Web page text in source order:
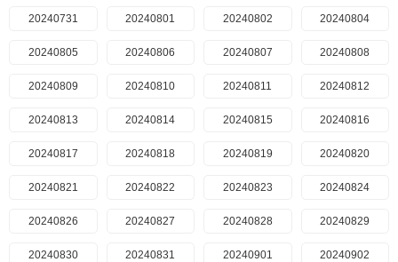
20240731 20240801 20240802 20240804
20240805 20240806 20240807 20240808
20240809 20240810 20240811 20240812
20240813 20240814 20240815 20240816
20240817 20240818 20240819 20240820
20240821 20240822 20240823 20240824
20240826 20240827 20240828 20240829
20240830 20240831 20240901 20240902